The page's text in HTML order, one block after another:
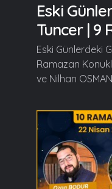
Eski
Tuncer | 9
Eski Günlerdeki
Ramazan
ve Nilhan